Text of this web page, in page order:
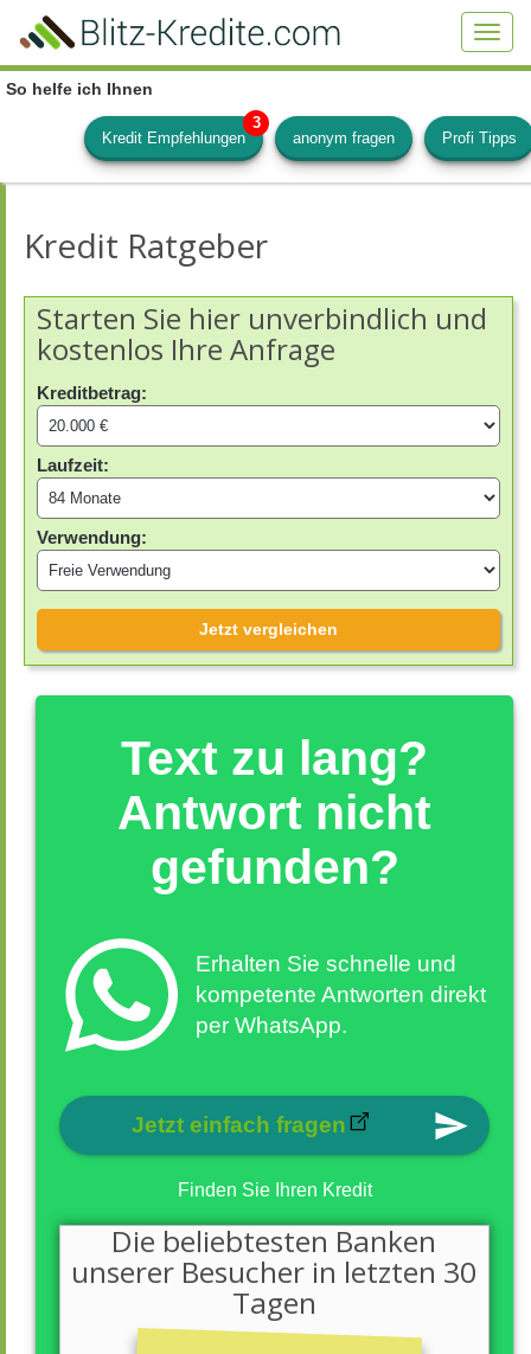
content
So helfe ich Ihnen
Kredit Empfehlungen anonym fragen Profi Tipps
Kredit Ratgeber
Starten Sie hier unverbindlich und
kostenlos Ihre Anfrage
Kreditbetrag:
Laufzeit:
Verwendung:
Jetzt vergleichen
Text zu lang?
Antwort nicht
gefunden?
Erhalten Sie schnelle und
kompetente Antworten direkt
per WhatsApp.
Jetzt einfach fragen
Finden Sie Ihren Kredit
Die beliebtesten Banken
unserer Besucher in letzten 30
Tagen